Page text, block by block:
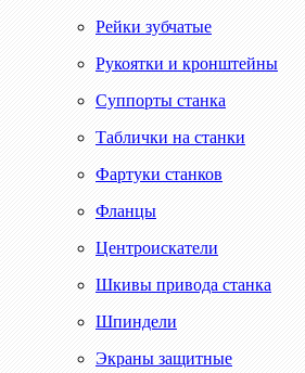
Рейки зубчатые
Рукоятки и кронштейны
Суппорты станка
Таблички на станки
Фартуки станков
Фланцы
Центроискатели
Шкивы привода станка
Шпиндели
Экраны защитные